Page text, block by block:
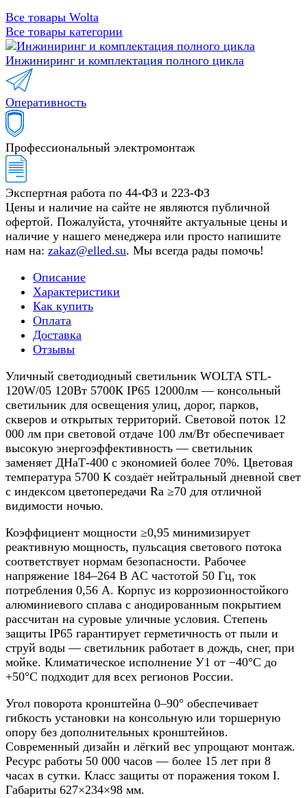
Все товары Wolta
Все товары категории
Инжиниринг и комплектация полного цикла
Оперативность
Профессиональный электромонтаж
Экспертная работа по 44-ФЗ и 223-ФЗ
Цены и наличие на сайте не являются публичной
офертой. Пожалуйста, уточняйте актуальные цены и
наличие у нашего менеджера или просто напишите
нам на: zakaz@elled.su. Мы всегда рады помочь!
Описание
Характеристики
Как купить
Оплата
Доставка
Отзывы
Уличный светодиодный светильник WOLTA STL-
120W/05 120Вт 5700К IP65 12000лм — консольный
светильник для освещения улиц, дорог, парков,
скверов и открытых территорий. Световой поток 12
000 лм при световой отдаче 100 лм/Вт обеспечивает
высокую энергоэффективность — светильник
заменяет ДНаТ-400 с экономией более 70%. Цветовая
температура 5700 К создаёт нейтральный дневной свет
с индексом цветопередачи Ra ≥70 для отличной
видимости ночью.
Коэффициент мощности ≥0,95 минимизирует
реактивную мощность, пульсация светового потока
соответствует нормам безопасности. Рабочее
напряжение 184–264 В AC частотой 50 Гц, ток
потребления 0,56 А. Корпус из коррозионностойкого
алюминиевого сплава с анодированным покрытием
рассчитан на суровые уличные условия. Степень
защиты IP65 гарантирует герметичность от пыли и
струй воды — светильник работает в дождь, снег, при
мойке. Климатическое исполнение У1 от −40°C до
+50°C подходит для всех регионов России.
Угол поворота кронштейна 0–90° обеспечивает
гибкость установки на консольную или торшерную
опору без дополнительных кронштейнов.
Современный дизайн и лёгкий вес упрощают монтаж.
Ресурс работы 50 000 часов — более 15 лет при 8
часах в сутки. Класс защиты от поражения током I.
Габариты 627×234×98 мм.